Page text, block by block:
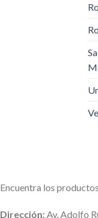
Encuentra los
Dirección:Av. Adolfo